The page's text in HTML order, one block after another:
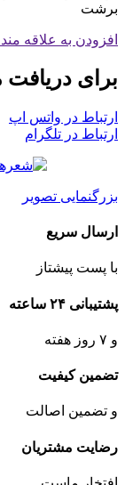
برشت
افزودن به علاقه
برای دریافت
ارتباط در واتس اپ
ارتباط در تلگرام
بزرگنمایی تصویر
ارسال سریع
با پست پیشتاز
پشتیبانی ۲۴ ساعته
و ۷ روز هفته
تضمین کیفیت
و تضمین اصالت
رضایت مشتریان